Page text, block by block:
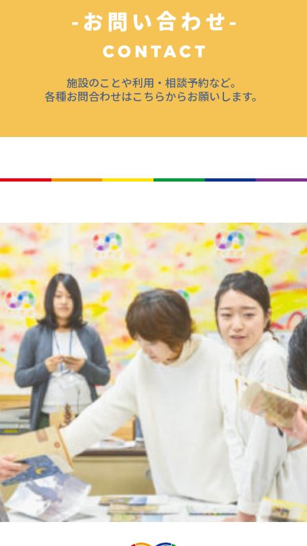
気軽に
来ま
施設のことや利用・相談予約など。
各種お問合わせはこちらからお願いします。